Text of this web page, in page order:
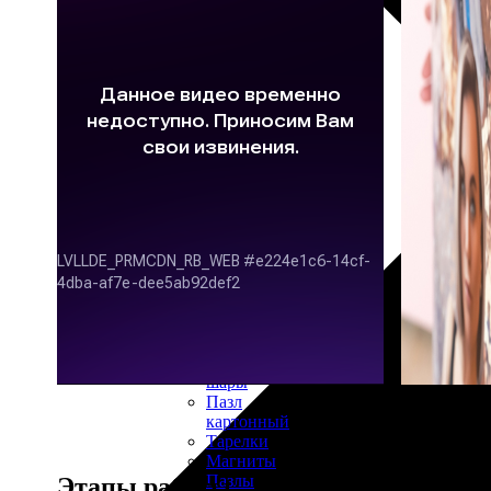
40х40
40х60
50х70
Пенокартон
Значки
Коврик
шары
Пазл
картонный
Тарелки
Магниты
Пазлы